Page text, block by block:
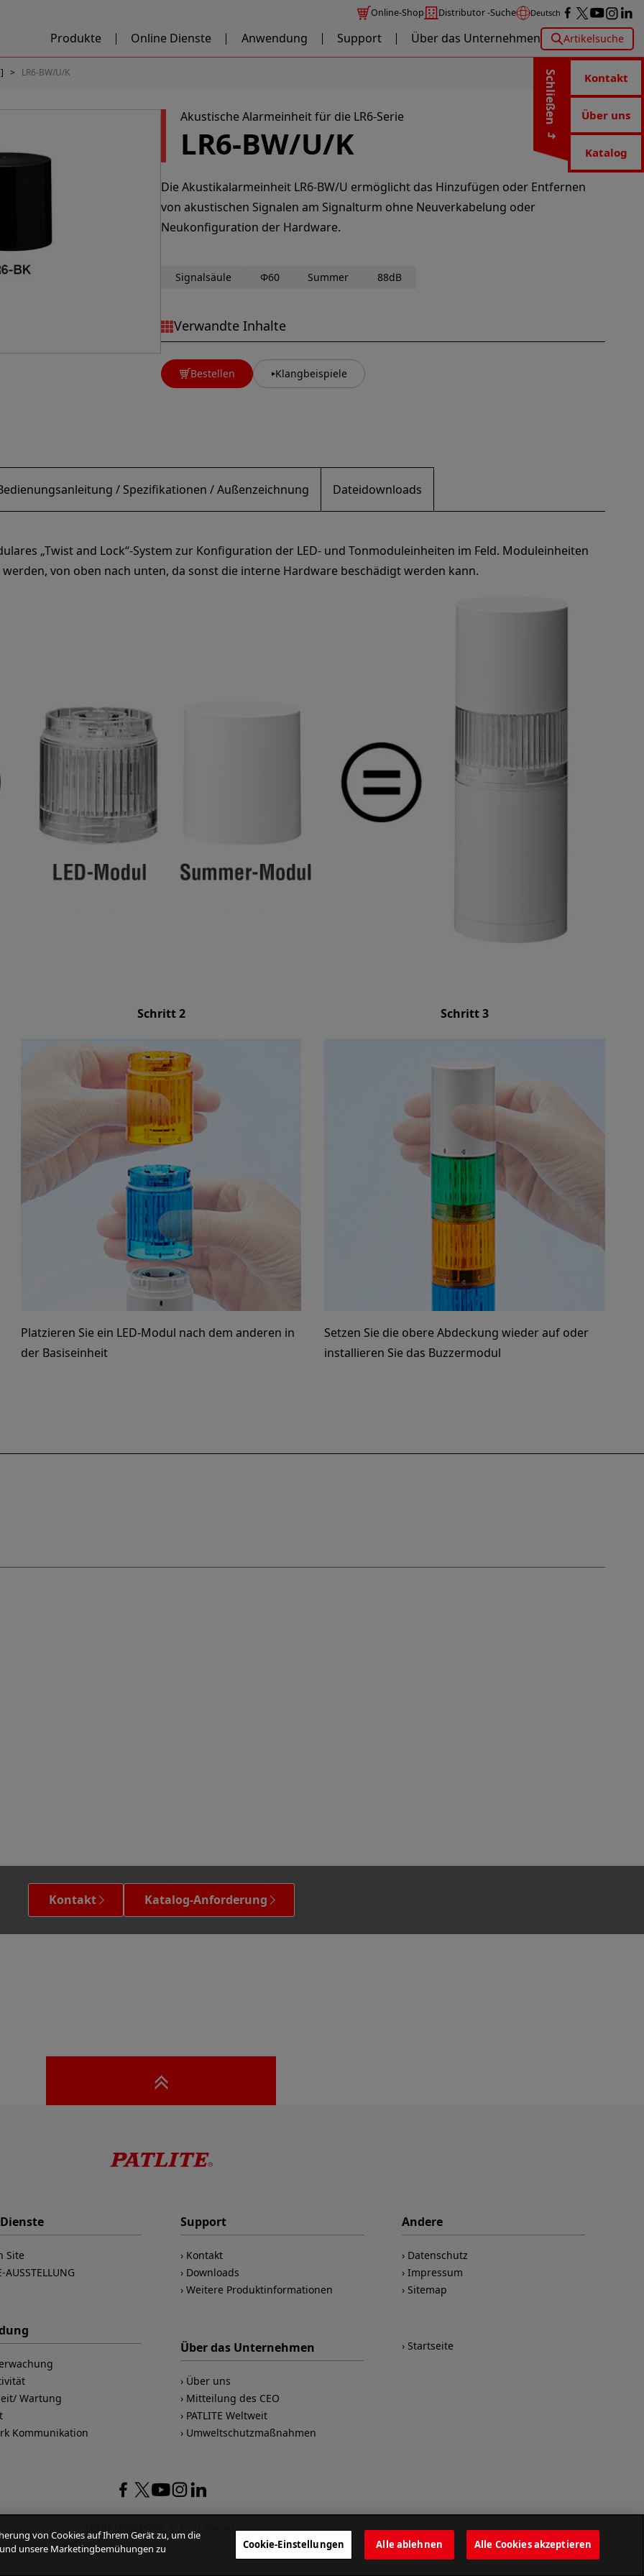
Online-Shop Distributor -Suche Deutsch
Produkte Online Dienste Anwendung Support Über das Unternehmen Artikelsuche
Schließen Kontakt
Über uns
Katalog
LR6-BW/U/K
Akustische Alarmeinheit für die LR6-Serie
LR6-BW/U/K
Die Akustikalarmeinheit LR6-BW/U ermöglicht das Hinzufügen oder Entfernen
von akustischen Signalen am Signalturm ohne Neuverkabelung oder
Neukonfiguration der Hardware.
Signalsäule Φ60 Summer 88dB
Verwandte Inhalte
Bestellen Klangbeispiele
/ Spezifikationen / Außenzeichnung Dateidownloads
„Twist and Lock“-System zur Konfiguration der LED- und Tonmoduleinheiten im Feld. Moduleinheiten
von oben nach unten, da sonst die interne Hardware beschädigt werden kann.
Schritt 2
Platzieren Sie ein LED-Modul nach dem anderen in
der Basiseinheit
Schritt 3
Setzen Sie die obere Abdeckung wieder auf oder
installieren Sie das Buzzermodul
Kontakt Katalog-Anforderung
Site
AUSSTELLUNG
Wartung
Kommunikation
Support
Kontakt
Downloads
Weitere Produktinformationen
Über das Unternehmen
Über uns
Mitteilung des CEO
PATLITE Weltweit
Umweltschutzmaßnahmen
Andere
Datenschutz
Impressum
Sitemap
Startseite
von Cookies auf Ihrem Gerät zu, um die
unsere Marketingbemühungen zu
Cookie-Einstellungen Alle ablehnen Alle Cookies akzeptieren